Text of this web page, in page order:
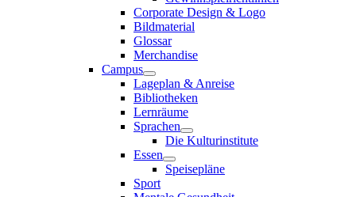
Corporate Design & Logo
Bildmaterial
Glossar
Merchandise
Campus
Lageplan & Anreise
Bibliotheken
Lernräume
Sprachen
Die Kulturinstitute
Essen
Speisepläne
Sport